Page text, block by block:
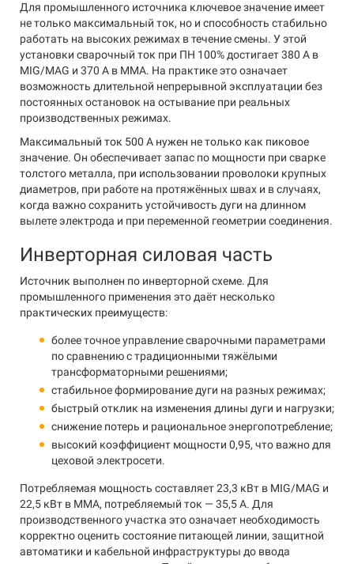
Для промышленного источника ключевое значение имеет
не только максимальный ток, но и способность стабильно
работать на высоких режимах в течение смены. У этой
установки сварочный ток при ПН 100% достигает 380 А в
MIG/MAG и 370 А в MMA. На практике это означает
возможность длительной непрерывной эксплуатации без
постоянных остановок на остывание при реальных
производственных режимах.
Максимальный ток 500 А нужен не только как пиковое
значение. Он обеспечивает запас по мощности при сварке
толстого металла, при использовании проволоки крупных
диаметров, при работе на протяжённых швах и в случаях,
когда важно сохранить устойчивость дуги на длинном
вылете электрода и при переменной геометрии соединения.
Инверторная силовая часть
Источник выполнен по инверторной схеме. Для
промышленного применения это даёт несколько
практических преимуществ:
более точное управление сварочными параметрами
по сравнению с традиционными тяжёлыми
трансформаторными решениями;
стабильное формирование дуги на разных режимах;
быстрый отклик на изменения длины дуги и нагрузки;
снижение потерь и рациональное энергопотребление;
высокий коэффициент мощности 0,95, что важно для
цеховой электросети.
Потребляемая мощность составляет 23,3 кВт в MIG/MAG и
22,5 кВт в MMA, потребляемый ток — 35,5 А. Для
производственного участка это означает необходимость
корректно оценить состояние питающей линии, защитной
автоматики и кабельной инфраструктуры до ввода